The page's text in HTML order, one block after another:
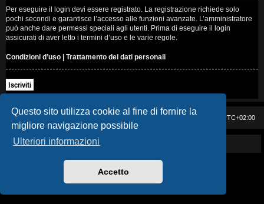
Questo sito utilizza cookie al fine di fornire la
migliore navigazione possibile
Ulteriori informazioni
Accetto
n
z
a
r
i
s
p
o
t
Per eseguire il login devi essere registrato. La registrazione richiede solo
pochi secondi e garantisce l’accesso alle funzioni avanzate. L’amministratore
può anche dare permessi speciali agli utenti. Prima di eseguire il login
assicurati di aver letto i termini d’uso e le varie regole.
Condizioni d’uso | Trattamento dei dati personali
Iscriviti
Casa DAG UTC+02:00
Powered by GIGI D'AGOSTINO